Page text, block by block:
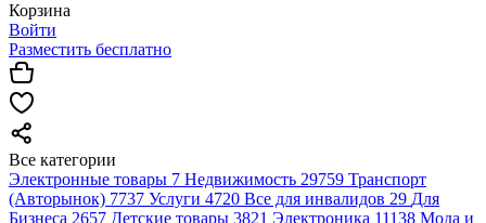
Корзина
Войти
Разместить бесплатно
Все категории
Электронные товары 7 Недвижимость 29759 Транспорт
(Авторынок) 7737 Услуги 4720 Все для инвалидов 29 Для
Бизнеса 2657 Детские товары 3821 Электроника 11138 Мода и